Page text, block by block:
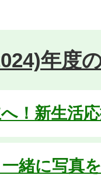
年度
！新生活
緒に写真